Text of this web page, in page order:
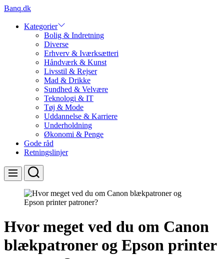
Skip
content
Banq.dk
Kategorier
Bolig & Indretning
Diverse
Erhverv & Iværksætteri
Håndværk & Kunst
Livsstil & Rejser
Mad & Drikke
Sundhed & Velvære
Teknologi & IT
Tøj & Mode
Uddannelse & Karriere
Underholdning
Økonomi & Penge
Gode råd
Retningslinjer
Menu Search
Hvor meget ved du om Canon
blækpatroner og Epson printer